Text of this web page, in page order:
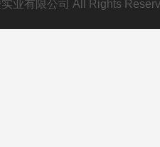
实业有限公司 All Rights